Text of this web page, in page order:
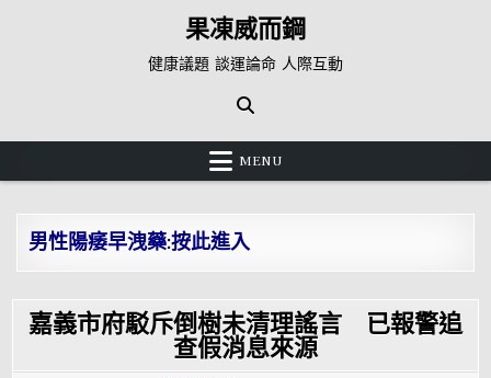
果凍威而鋼
健康議題 談運論命 人際互動
MENU
男性陽痿早洩藥:按此進入
嘉義市府駁斥倒樹未清理謠言 已報警追
查假消息來源